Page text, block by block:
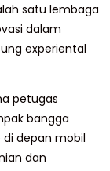
satu lembaga
dalam
experiental
petugas
bangga
depan mobil
dan